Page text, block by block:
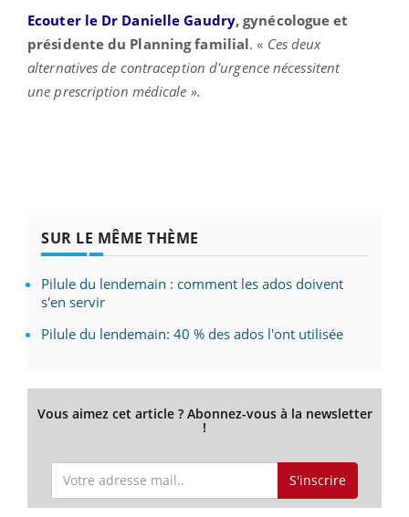
Ecouter le Dr Danielle Gaudry, gynécologue et
présidente du Planning familial. « Ces deux
alternatives de contraception d'urgence nécessitent
uneprescription médicale ».
SUR LE MÊME THÈME
Pilule du lendemain : comment les ados doivent
s'en servir
Pilule du lendemain: 40 % des ados l'ont utilisée
Vous aimez cet article ? Abonnez-vous à la newsletter
!
S'inscrire